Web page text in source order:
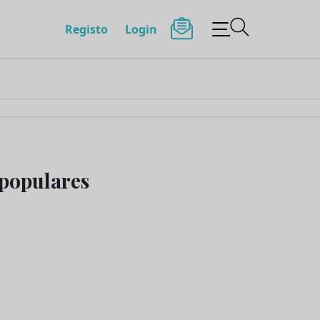
Registo Login